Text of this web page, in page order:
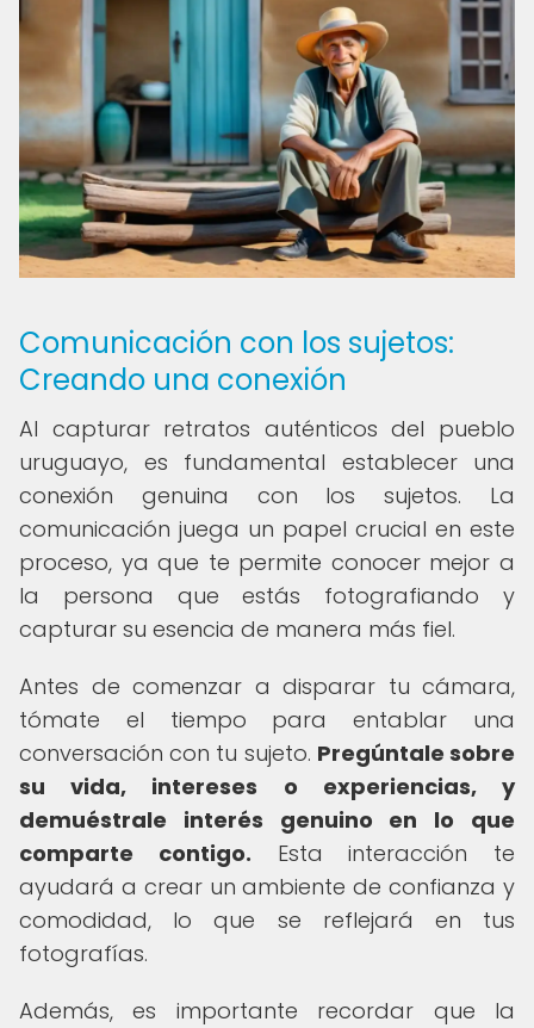
Comunicación con los sujetos:
Creando una conexión
Al capturar retratos auténticos del pueblo
uruguayo, es fundamental establecer una
conexión genuina con los sujetos. La
comunicación juega un papel crucial en este
proceso, ya que te permite conocer mejor a
la persona que estás fotografiando y
capturar su esencia de manera más fiel.
Antes de comenzar a disparar tu cámara,
tómate el tiempo para entablar una
conversación con tu sujeto. Pregúntale sobre
su vida, intereses o experiencias, y
demuéstrale interés genuino en lo que
comparte contigo. Esta interacción te
ayudará a crear un ambiente de confianza y
comodidad, lo que se reflejará en tus
fotografías.
Además, es importante recordar que la